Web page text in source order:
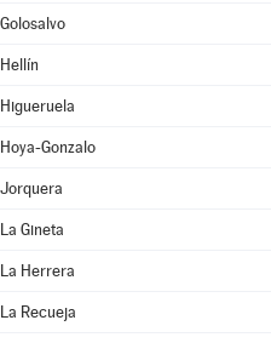
Golosalvo
Hellín
Higueruela
Hoya-Gonzalo
Jorquera
La Gineta
La Herrera
La Recueja